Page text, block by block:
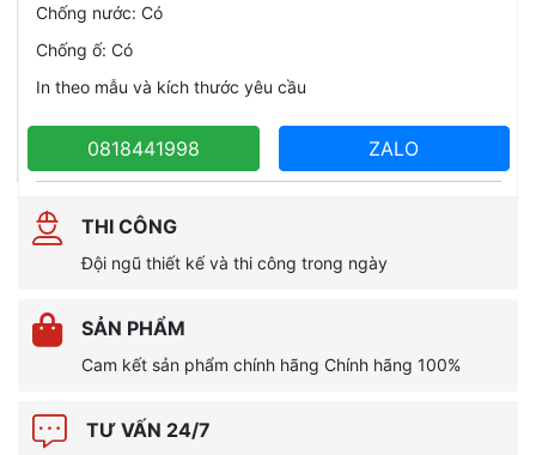
Chống nước: Có
Chống ố: Có
In theo mẫu và kích thước yêu cầu
0818441998 ZALO
THI CÔNG
Đội ngũ thiết kế và thi công trong ngày
SẢN PHẨM
Cam kết sản phẩm chính hãng Chính hãng 100%
TƯ VẤN 24/7